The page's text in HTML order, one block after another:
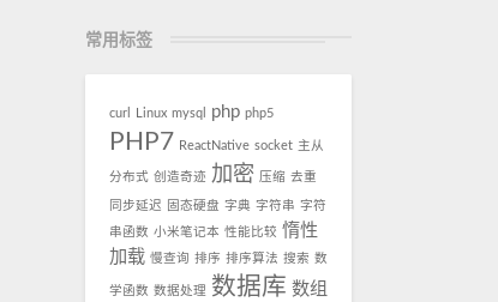
常用标签
curl Linux mysql php php5
PHP7 ReactNative socket 主从
分布式 创造奇迹 加密 压缩 去重
同步延迟 固态硬盘 字典 字符串 字符
串函数 小米笔记本 性能比较 惰性
加载 慢查询 排序 排序算法 搜索 数
学函数 数据处理 数据库 数组